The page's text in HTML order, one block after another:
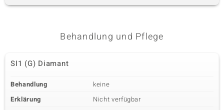
Behandlung und Pflege
SI1 (G) Diamant
Behandlung
keine
Erklärung
Nicht verfügbar